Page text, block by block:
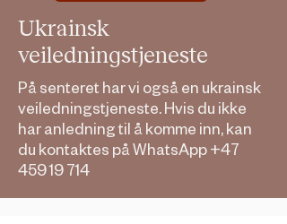
Ukrainsk
veiledningstjeneste
På senteret har vi også en ukrainsk
veiledningstjeneste. Hvis du ikke
har anledning til å komme inn, kan
du kontaktes på WhatsApp+47
459 19 714